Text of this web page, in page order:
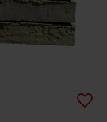
favorite_border